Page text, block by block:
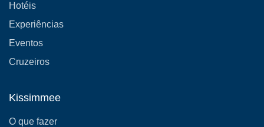
Hotéis
Experiências
Eventos
Cruzeiros
Kissimmee
O que fazer